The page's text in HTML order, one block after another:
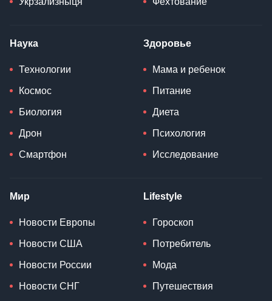
Наука
Технологии
Космос
Биология
Дрон
Смартфон
Здоровье
Мама и ребенок
Питание
Диета
Психология
Исследование
Мир
Новости Европы
Новости США
Новости России
Новости СНГ
Lifestyle
Гороскоп
Потребитель
Мода
Путешествия